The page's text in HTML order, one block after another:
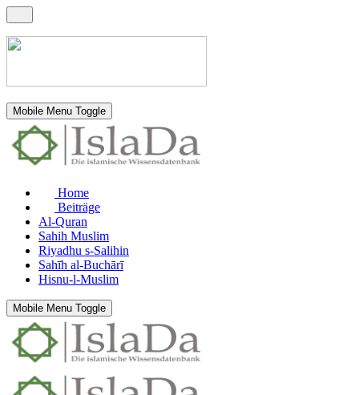
Mobile Menu Toggle
Home
Beiträge
Al-Quran
Sahih Muslim
Riyadhu s-Salihin
Sahīh al-Buchārī
Hisnu-l-Muslim
Mobile Menu Toggle